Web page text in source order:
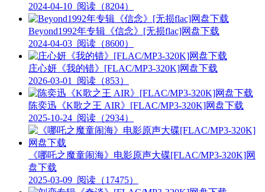
2024-04-10 阅读（8204）
Beyond1992年专辑《信念》[无损flac]网盘下载
2024-04-03 阅读（8600）
庄心妍《我的错》[FLAC/MP3-320K]网盘下载
2026-03-01
阅读（853）
陈奕迅《K歌之王 AIR》[FLAC/MP3-320K]网盘下载
2025-10-24 阅读（2934）
《哪吒之魔童闹海》电影原声大碟[FLAC/MP3-320K]网
盘下载
2025-03-09 阅读（17475）